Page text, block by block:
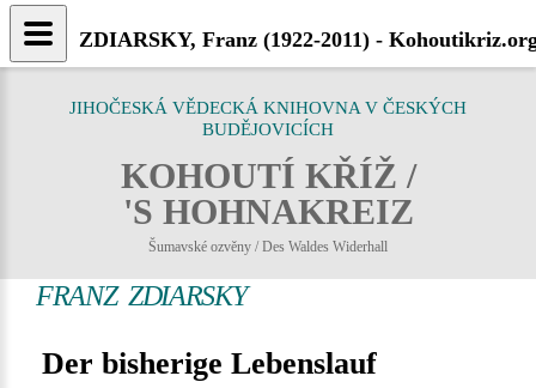
JIHOČESKÁ VĚDECKÁ KNIHOVNA V ČESKÝCH
BUDĚJOVICÍCH
KOHOUTÍ KŘÍŽ /
'S HOHNAKREIZ
Šumavské ozvěny / Des Waldes Widerhall
FRANZ ZDIARSKY
Der bisherige Lebenslauf
ZDIARSKY, Franz (1922-2011) -